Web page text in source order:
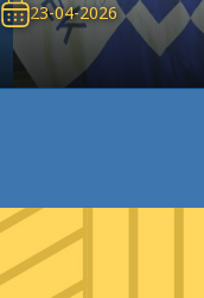
23-04-2026